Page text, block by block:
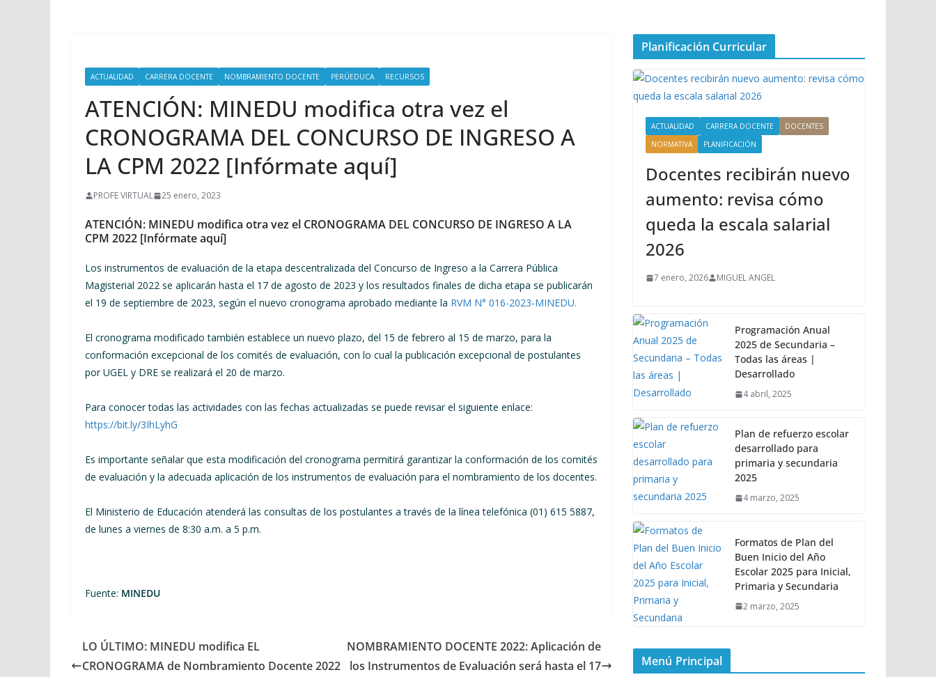
ACTUALIDAD CARRERA DOCENTE NOMBRAMIENTO DOCENTE PERÚEDUCA RECURSOS
ATENCIÓN: MINEDU modifica otra vez el
CRONOGRAMA DEL CONCURSO DE INGRESO A
LA CPM 2022 [Infórmate aquí]
PROFE VIRTUAL 25 enero, 2023
ATENCIÓN: MINEDU modifica otra vez el CRONOGRAMA DEL CONCURSO DE INGRESO A LA
CPM 2022 [Infórmate aquí]
Los instrumentos de evaluación de la etapa descentralizada del Concurso de Ingreso a la Carrera Pública
Magisterial 2022 se aplicarán hasta el 17 de agosto de 2023 y los resultados finales de dicha etapa se publicarán
el 19 de septiembre de 2023, según el nuevo cronograma aprobado mediante la RVM N° 016-2023-MINEDU.
El cronograma modificado también establece un nuevo plazo, del 15 de febrero al 15 de marzo, para la
conformación excepcional de los comités de evaluación, con lo cual la publicación excepcional de postulantes
por UGEL y DRE se realizará el 20 de marzo.
Para conocer todas las actividades con las fechas actualizadas se puede revisar el siguiente enlace:
https://bit.ly/3IhLyhG
Es importante señalar que esta modificación del cronograma permitirá garantizar la conformación de los comités
de evaluación y la adecuada aplicación de los instrumentos de evaluación para el nombramiento de los docentes.
El Ministerio de Educación atenderá las consultas de los postulantes a través de la línea telefónica (01) 615 5887,
de lunes a viernes de 8:30 a.m. a 5 p.m.
Fuente: MINEDU
LO ÚLTIMO: MINEDU modifica EL
CRONOGRAMA de Nombramiento Docente 2022
NOMBRAMIENTO DOCENTE 2022: Aplicación de
los Instrumentos de Evaluación será hasta el 17
Planificación Curricular
ACTUALIDAD CARRERA DOCENTE
DOCENTES
NORMATIVA
PLANIFICACIÓN
Docentes recibirán nuevo
aumento: revisa cómo
queda la escala salarial
2026
7 enero, 2026 MIGUEL ANGEL
Programación Anual
2025 de Secundaria –
Todas las áreas |
Desarrollado
4 abril, 2025
Plan de refuerzo escolar
desarrollado para
primaria y secundaria
2025
4 marzo, 2025
Formatos de Plan del
Buen Inicio del Año
Escolar 2025 para Inicial,
Primaria y Secundaria
2 marzo, 2025
Menú Principal